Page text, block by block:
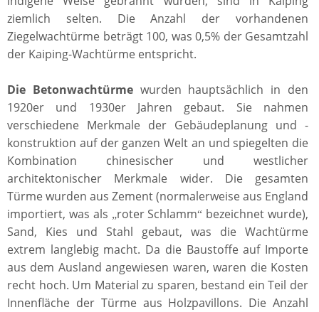
ziemlich selten. Die Anzahl der vorhandenen
Ziegelwachtürme beträgt 100, was 0,5% der Gesamtzahl
der Kaiping-Wachtürme entspricht.
Die Betonwachtürmewurden hauptsächlich in den
1920er und 1930er Jahren gebaut. Sie nahmen
verschiedene Merkmale der Gebäudeplanung und -
konstruktion auf der ganzen Welt an und spiegelten die
Kombination chinesischer und westlicher
architektonischer Merkmale wider. Die gesamten
Türme wurden aus Zement (normalerweise aus England
importiert, was als „roter Schlamm“ bezeichnet wurde),
Sand, Kies und Stahl gebaut, was die Wachtürme
extrem langlebig macht. Da die Baustoffe auf Importe
aus dem Ausland angewiesen waren, waren die Kosten
recht hoch. Um Material zu sparen, bestand ein Teil der
Innenfläche der Türme aus Holzpavillons. Die Anzahl